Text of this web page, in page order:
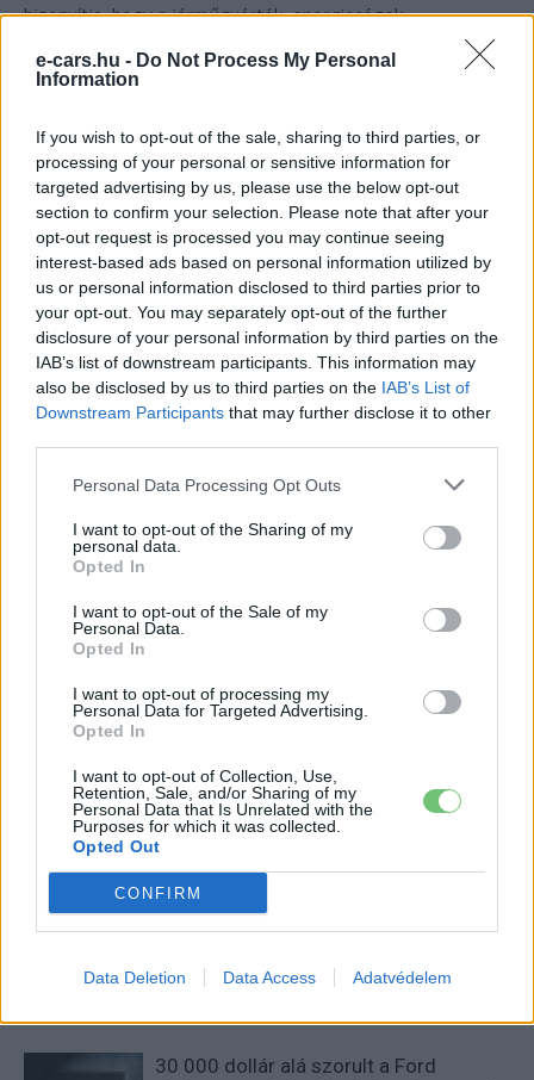
e-cars.hu - Do Not Process My Personal
Information
If you wish to opt-out of the sale, sharing to third parties, or
processing of your personal or sensitive information for
targeted advertising by us, please use the below opt-out
section to confirm your selection. Please note that after your
opt-out request is processed you may continue seeing
interest-based ads based on personal information utilized by
us or personal information disclosed to third parties prior to
your opt-out. You may separately opt-out of the further
disclosure of your personal information by third parties on the
IAB’s list of downstream participants. This information may
also be disclosed by us to third parties on the IAB’s List of
Downstream Participants that may further disclose it to other
Personal Data Processing Opt Outs
I want to opt-out of the Sharing of my
personal data.
Opted In
I want to opt-out of the Sale of my
Personal Data.
Opted In
I want to opt-out of processing my
Personal Data for Targeted Advertising.
Opted In
I want to opt-out of Collection, Use,
Retention, Sale, and/or Sharing of my
Personal Data that Is Unrelated with the
Purposes for which it was collected.
Opted Out
CONFIRM
Data Deletion Data Access Adatvédelem
bizonyítja, hogy a járműgyártók, energiacégek,
kutatóintézetek és a politika közösen képesek felgyorsítani
aközúti áruszállítás dekarbonizációját
Kövesd az e-cars.hu-t a Facebookon is, további
tartalmakért!
e-mobilitás Elektromobilitás
Elektromos autó
Elektromos szállítmányozás
Elektromosautó-töltés
Németország
Kovács Kata
Szeretem az elektromos autókat és a modern technológiát!
KAPCSOLÓDÓ CIKKEK
Supercharger-hálózaton
30 000 dollár alá szorult a Ford